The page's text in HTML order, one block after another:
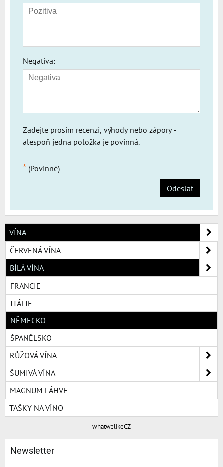
Negativa:
Zadejte prosím recenzi, výhody nebo zápory -
alespoň jedna položka je povinná.
* (Povinné)
Odeslat
VÍNA
ČERVENÁ VÍNA
BÍLÁ VÍNA
FRANCIE
ITÁLIE
NĚMECKO
ŠPANĚLSKO
RŮŽOVÁ VÍNA
ŠUMIVÁ VÍNA
MAGNUM LÁHVE
TAŠKY NA VÍNO
whatwelikeCZ
Newsletter